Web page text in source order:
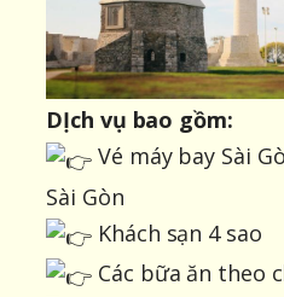
DỊch vụ bao gồm:
Vé máy bay Sài
Sài Gòn
Khách sạn 4 sao
Các bữa ăn theo